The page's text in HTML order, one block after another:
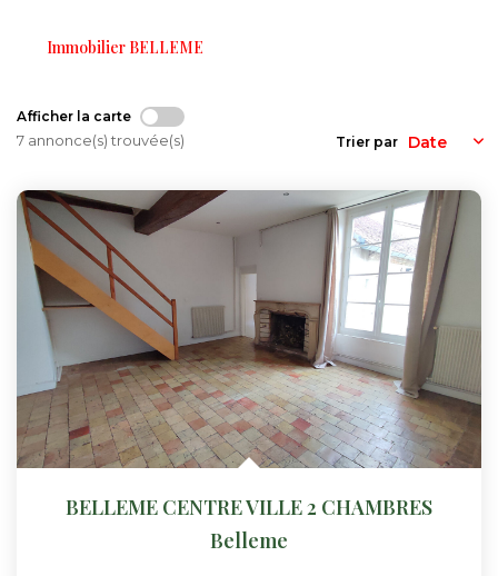
Immobilier BELLEME
Afficher la carte
7 annonce(s) trouvée(s) Trier par
BELLEME CENTRE VILLE 2 CHAMBRES
Belleme